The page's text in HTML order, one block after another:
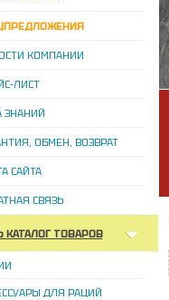
КОМПАНИИ
ЛИСТ
ЗНАНИЙ
ОБМЕН, ВОЗВРАТ
САЙТА
СВЯЗЬ
КАТАЛОГ ТОВАРОВ
ДЛЯ РАЦИЙ